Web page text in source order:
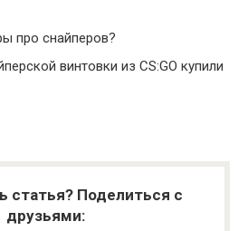
про снайперов?
винтовки из CS:GO купили
статья? Поделиться с
друзьями: